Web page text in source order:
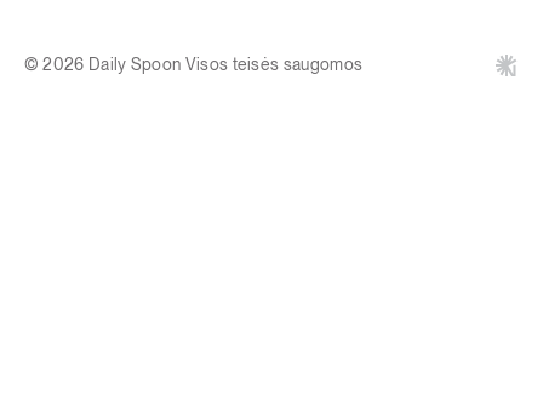
© 2026 Daily Spoon Visos teisės saugomos